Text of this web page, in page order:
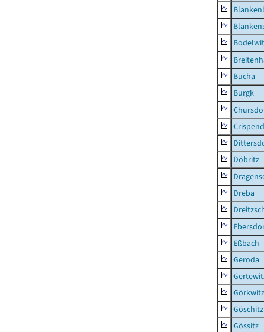
Bucha
Burgk
Döbritz
Dreba
Eßbach
Geroda
Görkwitz
Göschitz
Gössitz